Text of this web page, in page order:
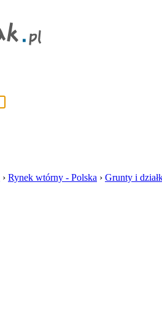
› Rynek wtórny - Polska › Grunty i